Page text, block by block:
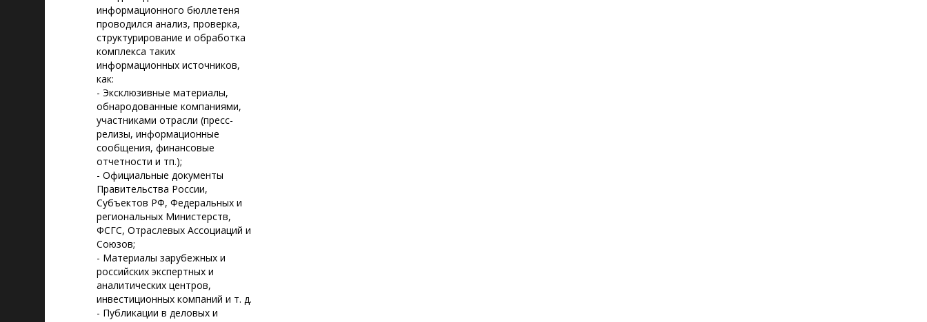
информационного бюллетеня
проводился анализ, проверка,
структурирование и обработка
комплекса таких
информационных источников,
как:
- Эксклюзивные материалы,
обнародованные компаниями,
участниками отрасли (пресс-
релизы, информационные
сообщения, финансовые
отчетности и тп.);
- Официальные документы
Правительства России,
Субъектов РФ, Федеральных и
региональных Министерств,
ФСГС, Отраслевых Ассоциаций и
Союзов;
- Материалы зарубежных и
российских экспертных и
аналитических центров,
инвестиционных компаний и т. д.
- Публикации в деловых и